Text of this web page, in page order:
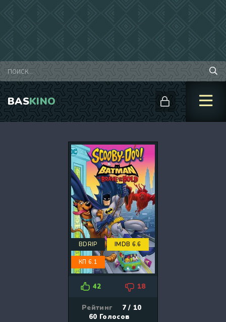
BASKINO
BDRIP IMDB 6.6
КП 6.1
42 18
Рейтинг
7 / 10
60 Голосов